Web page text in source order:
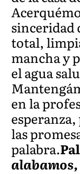
sinceridad
total,
mancha y
el agua
en la
las
palabra.
alabamos,